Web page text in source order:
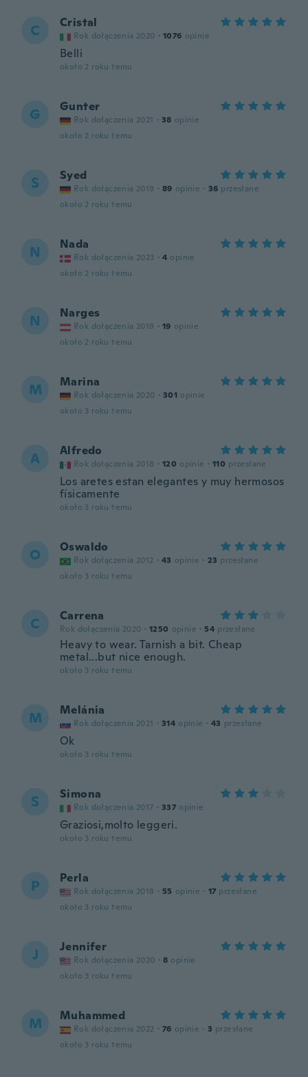
C Cristal
Rok dołączenia 2020 · 1076 opinie
Belli
około 2 roku temu
G Gunter
Rok dołączenia 2021 · 38 opinie
około 2 roku temu
S Syed
Rok dołączenia 2019 · 89 opinie · 36 przesłane
około 2 roku temu
N Nada
Rok dołączenia 2023 · 4 opinie
około 2 roku temu
N Narges
Rok dołączenia 2019 · 19 opinie
około 2 roku temu
M Marina
Rok dołączenia 2020 · 301 opinie
około 3 roku temu
A Alfredo
Rok dołączenia 2018 · 120 opinie · 110 przesłane
Los aretes estan elegantes y muy hermosos
físicamente
około 3 roku temu
O Oswaldo
Rok dołączenia 2012 · 43 opinie · 23 przesłane
około 3 roku temu
C Carrena
Rok dołączenia 2020 · 1250 opinie · 54 przesłane
Heavy to wear. Tarnish a bit. Cheap
metal...but nice enough.
około 3 roku temu
M Melánia
Rok dołączenia 2021 · 314 opinie · 43 przesłane
Ok
około 3 roku temu
S Simona
Rok dołączenia 2017 · 337 opinie
Graziosi,molto leggeri.
około 3 roku temu
P Perla
Rok dołączenia 2018 · 55 opinie · 17 przesłane
około 3 roku temu
J Jennifer
Rok dołączenia 2020 · 8 opinie
około 3 roku temu
M Muhammed
Rok dołączenia 2022 · 76 opinie · 3 przesłane
około 3 roku temu